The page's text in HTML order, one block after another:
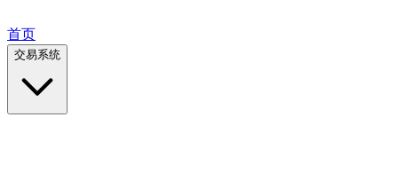
首页
交易系统